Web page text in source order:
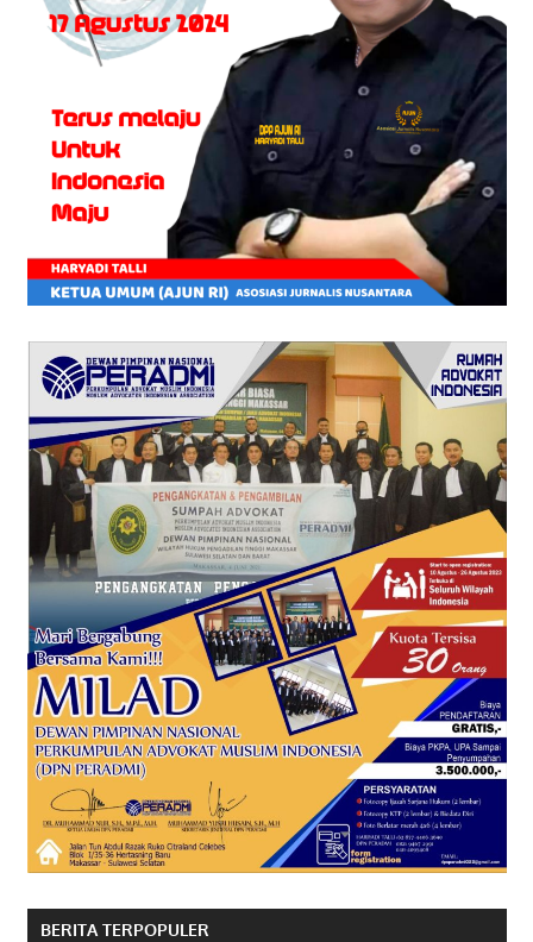
BERITA TERPOPULER